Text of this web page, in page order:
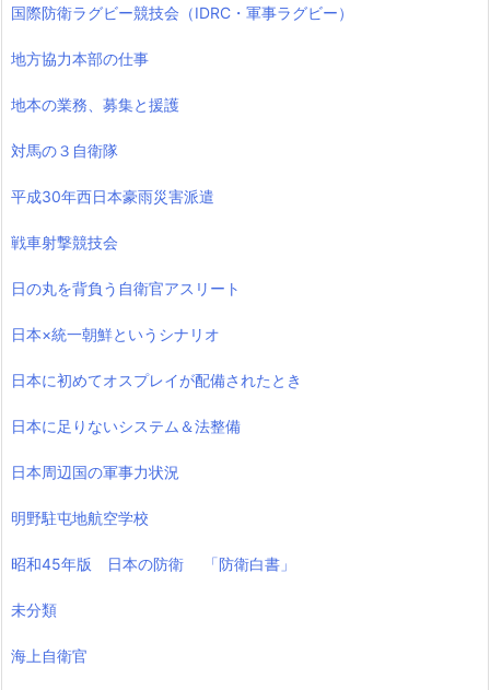
国際防衛ラグビー競技会（IDRC・軍事ラグビー）
地方協力本部の仕事
地本の業務、募集と援護
対馬の３自衛隊
平成30年西日本豪雨災害派遣
戦車射撃競技会
日の丸を背負う自衛官アスリート
日本×統一朝鮮というシナリオ
日本に初めてオスプレイが配備されたとき
日本に足りないシステム＆法整備
日本周辺国の軍事力状況
明野駐屯地航空学校
昭和45年版 日本の防衛 「防衛白書」
未分類
海上自衛官